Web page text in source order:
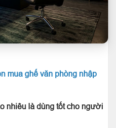
mua ghế văn phòng nhập
nhiêu là dùng tốt cho người